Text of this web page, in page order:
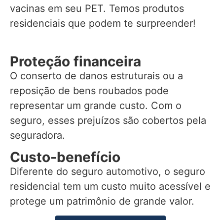
vacinas em seu PET. Temos produtos
residenciais que podem te surpreender!
Proteção financeira
O conserto de danos estruturais ou a
reposição de bens roubados pode
representar um grande custo. Com o
seguro, esses prejuízos são cobertos pela
seguradora.
Custo-benefício
Diferente do seguro automotivo, o seguro
residencial tem um custo muito acessível e
protege um patrimônio de grande valor.